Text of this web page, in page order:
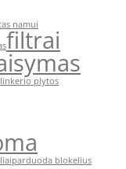
namui
filtrai
plytos
parduoda blokelius